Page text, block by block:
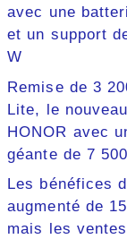
avec une
et un support
W
Remise de 3
Lite, le
HONOR avec
géante de 7
Les bénéfices
augmenté de
mais les